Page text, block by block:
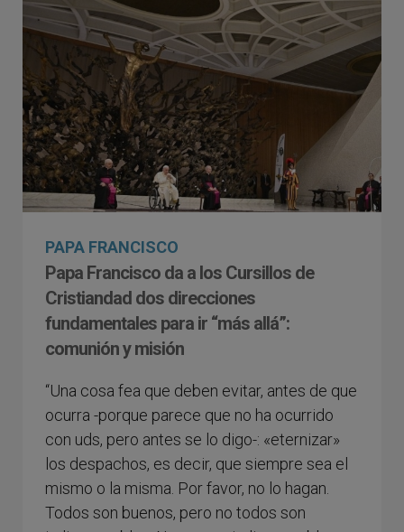
PAPA FRANCISCO
Papa Francisco da a los Cursillos de
Cristiandad dos direcciones
fundamentales para ir “más allá”:
comunión y misión
“Una cosa fea que deben evitar, antes de que
ocurra -porque parece que no ha ocurrido
con uds, pero antes se lo digo-: «eternizar»
los despachos, es decir, que siempre sea el
mismo o la misma. Por favor, no lo hagan.
Todos son buenos, pero no todos son